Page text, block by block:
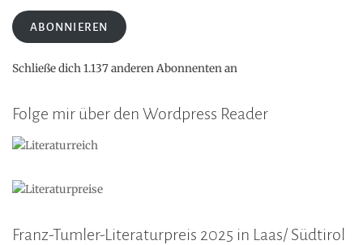
Adresse
ABONNIEREN
Schließe dich 1.137 anderen Abonnenten an
Folge mir über den Wordpress Reader
Franz-Tumler-Literaturpreis 2025 in Laas/ Südtirol